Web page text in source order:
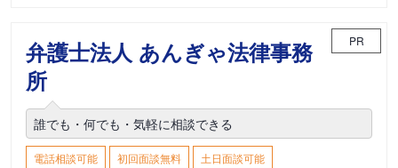
弁護士法人 あんぎゃ法律事務
所
PR
誰でも・何でも・気軽に相談できる
電話相談可能 初回面談無料
土日面談可能